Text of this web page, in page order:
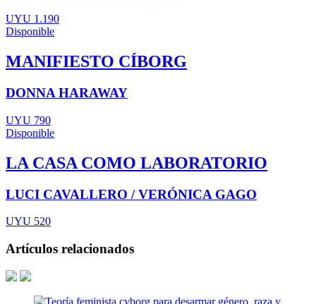
UYU 1.190
Disponible
MANIFIESTO CÍBORG
DONNA HARAWAY
UYU 790
Disponible
LA CASA COMO LABORATORIO
LUCI CAVALLERO / VERÓNICA GAGO
UYU 520
Artículos relacionados